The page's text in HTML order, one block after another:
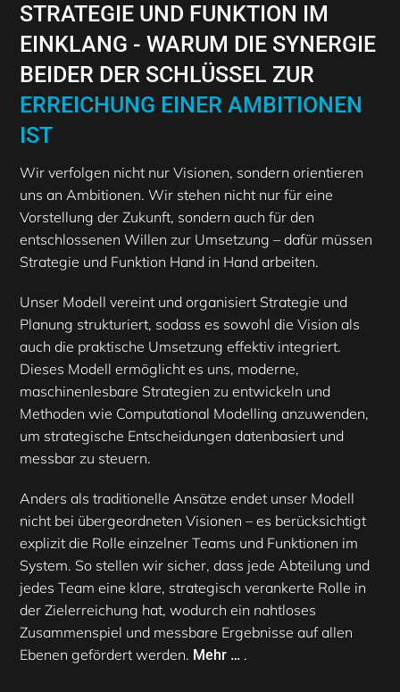
STRATEGIE UND FUNKTION IM
EINKLANG - WARUM DIE SYNERGIE
BEIDER DER SCHLÜSSEL ZUR
ERREICHUNG EINER AMBITIONEN
IST
Wir verfolgen nicht nur Visionen, sondern orientieren
uns an Ambitionen. Wir stehen nicht nur für eine
Vorstellung der Zukunft, sondern auch für den
entschlossenen Willen zur Umsetzung – dafür müssen
Strategie und Funktion Hand in Hand arbeiten.
Unser Modell vereint und organisiert Strategie und
Planung strukturiert, sodass es sowohl die Vision als
auch die praktische Umsetzung effektiv integriert.
Dieses Modell ermöglicht es uns, moderne,
maschinenlesbare Strategien zu entwickeln und
Methoden wie Computational Modelling anzuwenden,
um strategische Entscheidungen datenbasiert und
messbar zu steuern.
Anders als traditionelle Ansätze endet unser Modell
nicht bei übergeordneten Visionen – es berücksichtigt
explizit die Rolle einzelner Teams und Funktionen im
System. So stellen wir sicher, dass jede Abteilung und
jedes Team eine klare, strategisch verankerte Rolle in
der Zielerreichung hat, wodurch ein nahtloses
Zusammenspiel und messbare Ergebnisse auf allen
Ebenen gefördert werden. Mehr … .